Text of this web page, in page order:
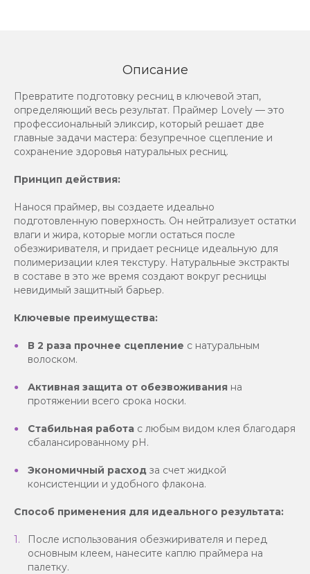
Описание
Превратите подготовку ресниц в ключевой этап,
определяющий весь результат. Праймер Lovely — это
профессиональный эликсир, который решает две
главные задачи мастера: безупречное сцепление и
сохранение здоровья натуральных ресниц.
Принцип действия:
Нанося праймер, вы создаете идеально
подготовленную поверхность. Он нейтрализует остатки
влаги и жира, которые могли остаться после
обезжиривателя, и придает реснице идеальную для
полимеризации клея текстуру. Натуральные экстракты
в составе в это же время создают вокруг ресницы
невидимый защитный барьер.
Ключевые преимущества:
В 2 раза прочнее сцепление с натуральным
волоском.
Активная защита от обезвоживания на
протяжении всего срока носки.
Стабильная работа с любым видом клея благодаря
сбалансированному pH.
Экономичный расход за счет жидкой
консистенции и удобного флакона.
Способ применения для идеального результата:
После использования обезжиривателя и перед
основным клеем, нанесите каплю праймера на
палетку.